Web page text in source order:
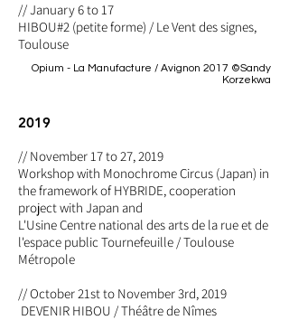
// January 6 to 17
HIBOU#2 (petite forme) / Le Vent des signes,
Toulouse
Opium - La Manufacture / Avignon 2017 ©Sandy
Korzekwa
2019
// November 17 to 27, 2019
Workshop with Monochrome Circus (Japan) in
the framework of HYBRIDE, cooperation
project with Japan and
L'Usine Centre national des arts de la rue et de
l'espace public Tournefeuille / Toulouse
Métropole
// October 21st to November 3rd, 2019
DEVENIR HIBOU / Théâtre de Nîmes